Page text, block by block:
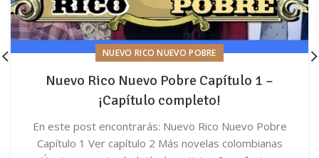
NUEVO RICO NUEVO POBRE
Nuevo Rico Nuevo Pobre Capítulo 1 –
¡Capítulo completo!
En este post encontrarás: Nuevo Rico Nuevo Pobre
Capítulo 1 Ver capítulo 2 Más novelas colombianas